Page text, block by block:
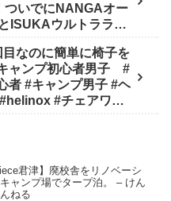
ついでにNANGAオー
ISUKAウルトラライ
なのに簡単に椅子を
ャンプ初心者男子 #
者 #キャンプ男子 #ヘ
#チェアワン #
君津】廃校舎をリノベーシ
ャンプ場でタープ泊。 – けん
ねる